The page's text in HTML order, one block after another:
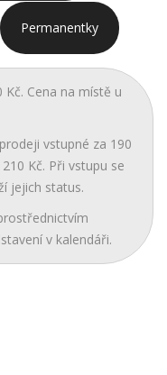
Permanentky
Cena na místě u
vstupné za 190
Kč. Při vstupu se
jejich status.
v kalendáři.